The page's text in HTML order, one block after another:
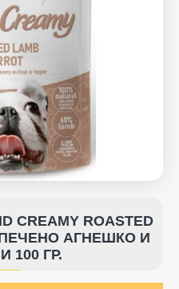
CREAMY ROASTED
ПЕЧЕНО АГНЕШКО И
100 ГР.